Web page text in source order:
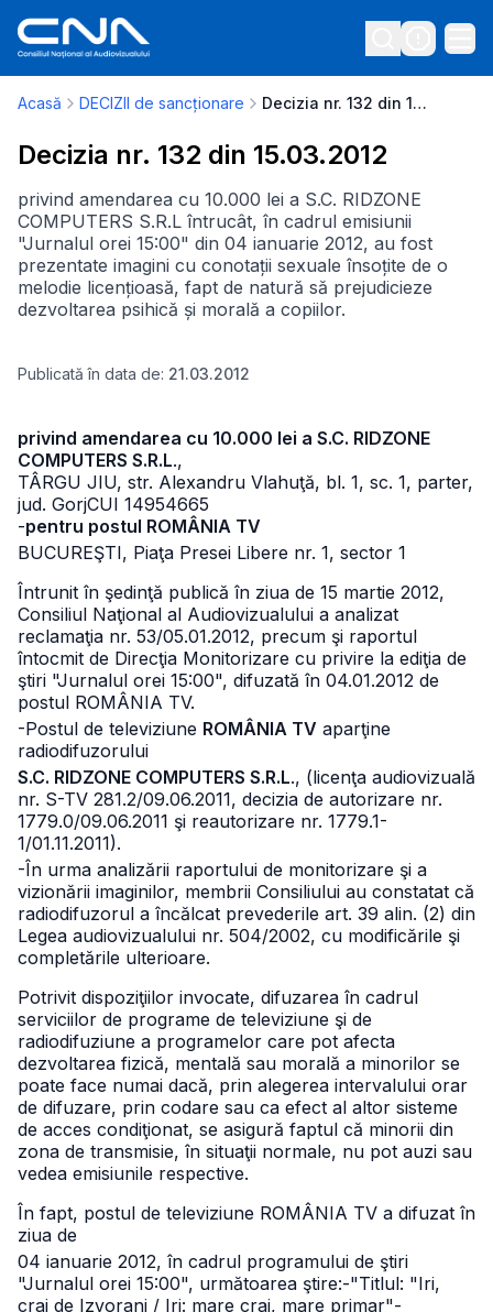
Acasă DECIZII de sancționare Decizia nr. 132 din 15.03.2012
Decizia nr. 132 din 15.03.2012
privind amendarea cu 10.000 lei a S.C. RIDZONE
COMPUTERS S.R.L întrucât, în cadrul emisiunii
"Jurnalul orei 15:00" din 04 ianuarie 2012, au fost
prezentate imagini cu conotații sexuale însoțite de o
melodie licențioasă, fapt de natură să prejudicieze
dezvoltarea psihică și morală a copiilor.
Publicată în data de: 21.03.2012
privind amendarea cu 10.000 lei a S.C. RIDZONE
COMPUTERS S.R.L.,
TÂRGU JIU, str. Alexandru Vlahuţă, bl. 1, sc. 1, parter,
jud. GorjCUI 14954665
-pentru postul ROMÂNIA TV
BUCUREŞTI, Piaţa Presei Libere nr. 1, sector 1
Întrunit în şedinţă publică în ziua de 15 martie 2012,
Consiliul Naţional al Audiovizualului a analizat
reclamaţia nr. 53/05.01.2012, precum şi raportul
întocmit de Direcţia Monitorizare cu privire la ediţia de
ştiri "Jurnalul orei 15:00", difuzată în 04.01.2012 de
postul ROMÂNIA TV.
-Postul de televiziune ROMÂNIA TV aparţine
radiodifuzorului
S.C. RIDZONE COMPUTERS S.R.L., (licenţa audiovizuală
nr. S-TV 281.2/09.06.2011, decizia de autorizare nr.
1779.0/09.06.2011 şi reautorizare nr. 1779.1-
1/01.11.2011).
-În urma analizării raportului de monitorizare şi a
vizionării imaginilor, membrii Consiliului au constatat că
radiodifuzorul a încălcat prevederile art. 39 alin. (2) din
Legea audiovizualului nr. 504/2002, cu modificările şi
completările ulterioare.
Potrivit dispoziţiilor invocate, difuzarea în cadrul
serviciilor de programe de televiziune şi de
radiodifuziune a programelor care pot afecta
dezvoltarea fizică, mentală sau morală a minorilor se
poate face numai dacă, prin alegerea intervalului orar
de difuzare, prin codare sau ca efect al altor sisteme
de acces condiţionat, se asigură faptul că minorii din
zona de transmisie, în situaţii normale, nu pot auzi sau
vedea emisiunile respective.
În fapt, postul de televiziune ROMÂNIA TV a difuzat în
ziua de
04 ianuarie 2012, în cadrul programului de ştiri
"Jurnalul orei 15:00", următoarea ştire:-"Titlul: "Iri,
crai de Izvorani / Iri: mare crai, mare primar"-